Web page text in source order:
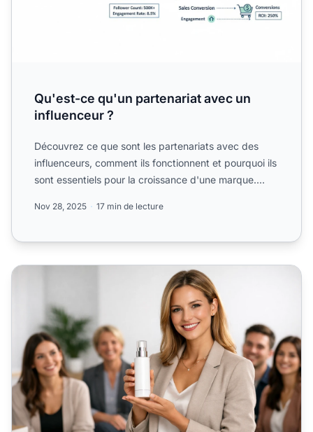
Qu'est-ce qu'un partenariat avec un
influenceur ?
Découvrez ce que sont les partenariats avec des
influenceurs, comment ils fonctionnent et pourquoi ils
sont essentiels pour la croissance d'une marque.
Nov 28, 2025 17 min de lecture
le marketing d'influence est-il important affiliés ?